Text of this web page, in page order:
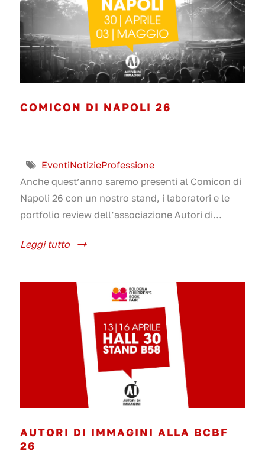
COMICON DI NAPOLI 26
EventiNotizieProfessione
Anche quest’anno saremo presenti al Comicon di
Napoli 26 con un nostro stand, i laboratori e le
portfolio review dell’associazione Autori di...
Leggi tutto
AUTORI DI IMMAGINI ALLA BCBF
26